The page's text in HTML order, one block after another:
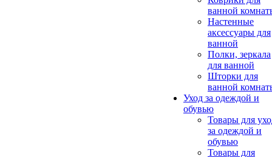
ванной
Настенные
аксессуары для
ванной
Полки, зеркала
для ванной
Шторки для
ванной
Уход за одеждой и
обувью
Товары для
за одеждой и
обувью
Товары для